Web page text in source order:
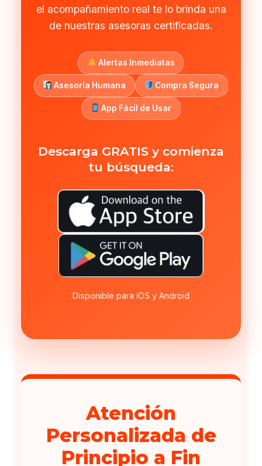
el acompañamiento real te lo brinda una
de nuestras asesoras certificadas.
Alertas Inmediatas
Asesoría Humana Compra Segura
App Fácil de Usar
Descarga GRATIS y comienza
tu búsqueda:
Disponible para iOS y Android
Atención
Personalizada de
Principio a Fin